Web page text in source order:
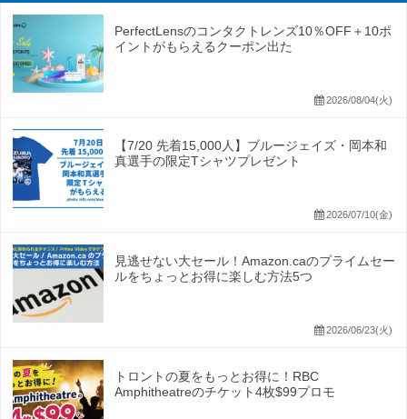
PerfectLensのコンタクトレンズ10％OFF＋10ポ
イントがもらえるクーポン出た
2026/08/04(火)
【7/20 先着15,000人】ブルージェイズ・岡本和
真選手の限定Tシャツプレゼント
2026/07/10(金)
見逃せない大セール！Amazon.caのプライムセー
ルをちょっとお得に楽しむ方法5つ
2026/06/23(火)
トロントの夏をもっとお得に！RBC
Amphitheatreのチケット4枚$99プロモ